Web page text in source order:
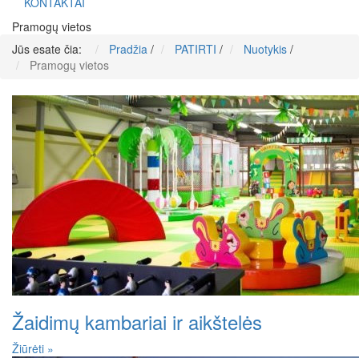
Pramogų vietos
Jūs esate čia:
Pradžia / PATIRTI / Nuotykis /
Pramogų vietos
Žaidimų kambariai ir aikštelės
Žiūrėti »